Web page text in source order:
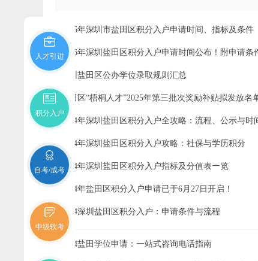
2026年深圳市盐田区积分入户申请时间、指标及条件
2026年深圳盐田区积分入户申请时间公布！附申请条
深圳盐田区公办学位录取规则汇总
盐田区“梧桐人才”2025年第三批次奖励补贴拟发放名
2024年深圳盐田区积分入户全攻略：流程、公示与时
2024年深圳盐田区积分入户攻略：社保与学历积分
2024年深圳盐田区积分入户指标及分值表一览
2024年盐田区积分入户申请已于6月27日开启！
2024深圳盐田区积分入户：申请条件与流程
2024盐田学位申请：一站式咨询电话指南
人才引进
积分入户
自考/成考
中级软考